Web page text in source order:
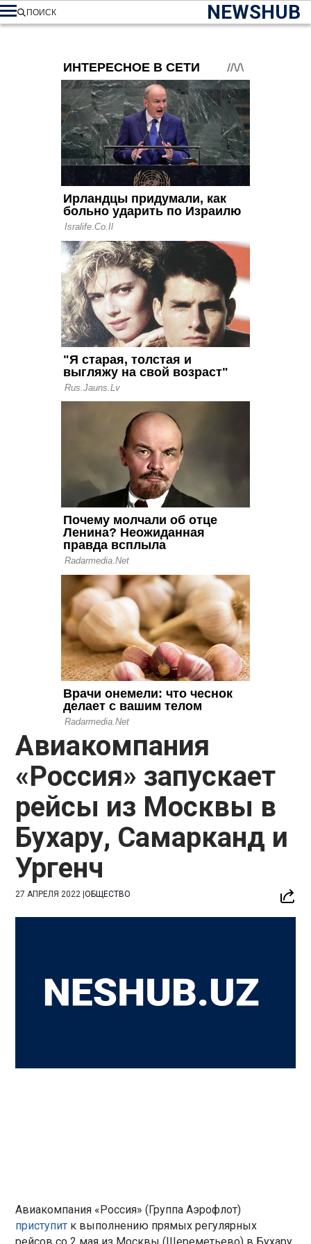
NEWSHUB
ПОИСК
Авиакомпания
«Россия» запускает
рейсы из Москвы в
Бухару, Самарканд и
Ургенч
27 АПРЕЛЯ 2022 |ОБЩЕСТВО
Авиакомпания «Россия» (Группа Аэрофлот)
приступит к выполнению прямых регулярных